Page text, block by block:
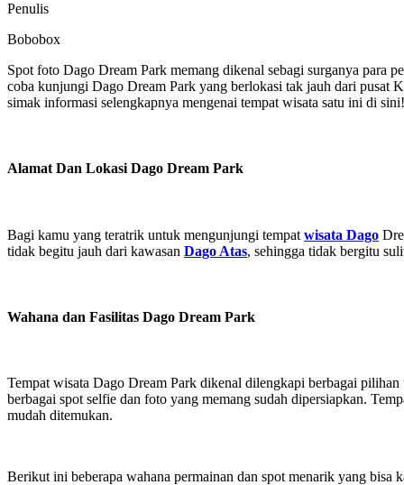
Penulis
Bobobox
Spot foto Dago Dream Park memang dikenal sebagi surganya para
coba kunjungi Dago Dream Park yang berlokasi tak jauh dari pusat
simak informasi selengkapnya mengenai tempat wisata satu ini di sini!
Alamat Dan Lokasi Dago Dream Park
Bagi kamu yang teratrik untuk mengunjungi tempat wisata Dago
tidak begitu jauh dari kawasan Dago Atas, sehingga tidak bergitu
Wahana dan Fasilitas Dago Dream Park
Tempat wisata Dago Dream Park dikenal dilengkapi berbagai
berbagai spot selfie dan foto yang memang sudah dipersiapkan.
mudah ditemukan.
Berikut ini beberapa wahana permainan dan spot menarik yang bisa